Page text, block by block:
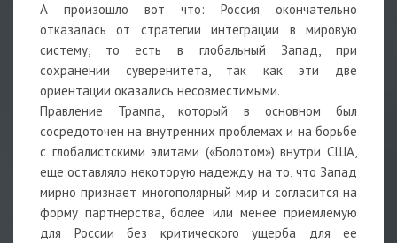
А произошло вот что: Россия окончательно
отказалась от стратегии интеграции в мировую
систему, то есть в глобальный Запад, при
сохранении суверенитета, так как эти две
ориентации оказались несовместимыми.
Правление Трампа, который в основном был
сосредоточен на внутренних проблемах и на борьбе
с глобалистскими элитами («Болотом») внутри США,
еще оставляло некоторую надежду на то, что Запад
мирно признает многополярный мир и согласится на
форму партнерства, более или менее приемлемую
для России без критического ущерба для ее